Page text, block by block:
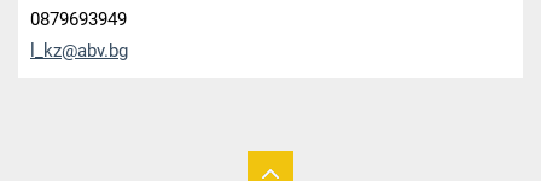
0879693949
l_kz@abv.bg